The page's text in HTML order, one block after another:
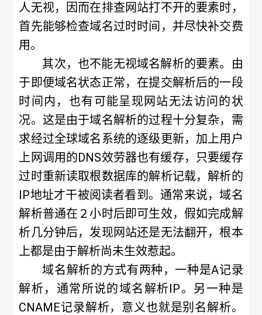
人无视，因而在排查网站打不开的要素时，
首先能够检查域名过时时间，并尽快补交费
用。
其次，也不能无视域名解析的要素。由
于即便域名状态正常，在提交解析后的一段
时间内，也有可能呈现网站无法访问的状
况。这是由于域名解析的过程十分复杂，需
求经过全球域名系统的逐级更新，加上用户
上网调用的DNS效劳器也有缓存，只要缓存
过时重新读取根数据库的解析记载，解析的
IP地址才干被阅读者看到。通常来说，域名
解析普通在２小时后即可生效，假如完成解
析几分钟后，发现网站还是无法翻开，根本
上都是由于解析尚未生效惹起。
域名解析的方式有两种，一种是A记录
解析，通常所说的域名解析IP。另一种是
CNAME记录解析，意义也就是别名解析。